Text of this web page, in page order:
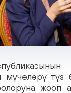
мүчөлөрү түз
жооп